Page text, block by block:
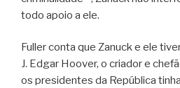
todo apoio a ele.
Fuller conta que Zanuck e ele
J. Edgar Hoover, o criador e
os presidentes da República